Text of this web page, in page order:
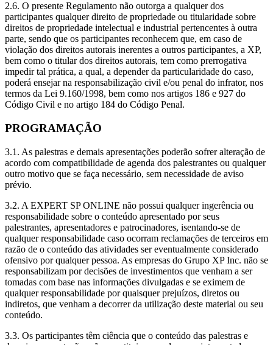
2.6. O presente Regulamento não outorga a qualquer dos
participantes qualquer direito de propriedade ou titularidade sobre
direitos de propriedade intelectual e industrial pertencentes à outra
parte, sendo que os participantes reconhecem que, em caso de
violação dos direitos autorais inerentes a outros participantes, a XP,
bem como o titular dos direitos autorais, tem como prerrogativa
impedir tal prática, a qual, a depender da particularidade do caso,
poderá ensejar na responsabilização civil e/ou penal do infrator, nos
termos da Lei 9.160/1998, bem como nos artigos 186 e 927 do
Código Civil e no artigo 184 do Código Penal.
PROGRAMAÇÃO
3.1. As palestras e demais apresentações poderão sofrer alteração de
acordo com compatibilidade de agenda dos palestrantes ou qualquer
outro motivo que se faça necessário, sem necessidade de aviso
prévio.
3.2. A EXPERT SP ONLINE não possui qualquer ingerência ou
responsabilidade sobre o conteúdo apresentado por seus
palestrantes, apresentadores e patrocinadores, isentando-se de
qualquer responsabilidade caso ocorram reclamações de terceiros em
razão de o conteúdo das atividades ser eventualmente considerado
ofensivo por qualquer pessoa. As empresas do Grupo XP Inc. não se
responsabilizam por decisões de investimentos que venham a ser
tomadas com base nas informações divulgadas e se eximem de
qualquer responsabilidade por quaisquer prejuízos, diretos ou
indiretos, que venham a decorrer da utilização deste material ou seu
conteúdo.
3.3. Os participantes têm ciência que o conteúdo das palestras e